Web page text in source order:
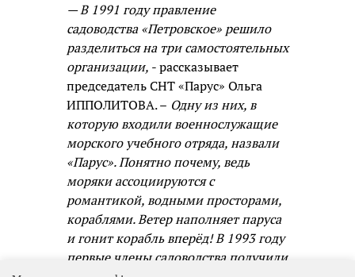
— В 1991 году правление
садоводства «Петровское» решило
разделиться на три самостоятельных
организации, - рассказывает
председатель СНТ «Парус» Ольга
ИППОЛИТОВА. – Одну из них, в
которую входили военнослужащие
морского учебного отряда, назвали
«Парус». Понятно почему, ведь
моряки ассоциируются с
романтикой, водными просторами,
кораблями. Ветер наполняет паруса
и гонит корабль вперёд! В 1993 году
первые члены садоводства получили